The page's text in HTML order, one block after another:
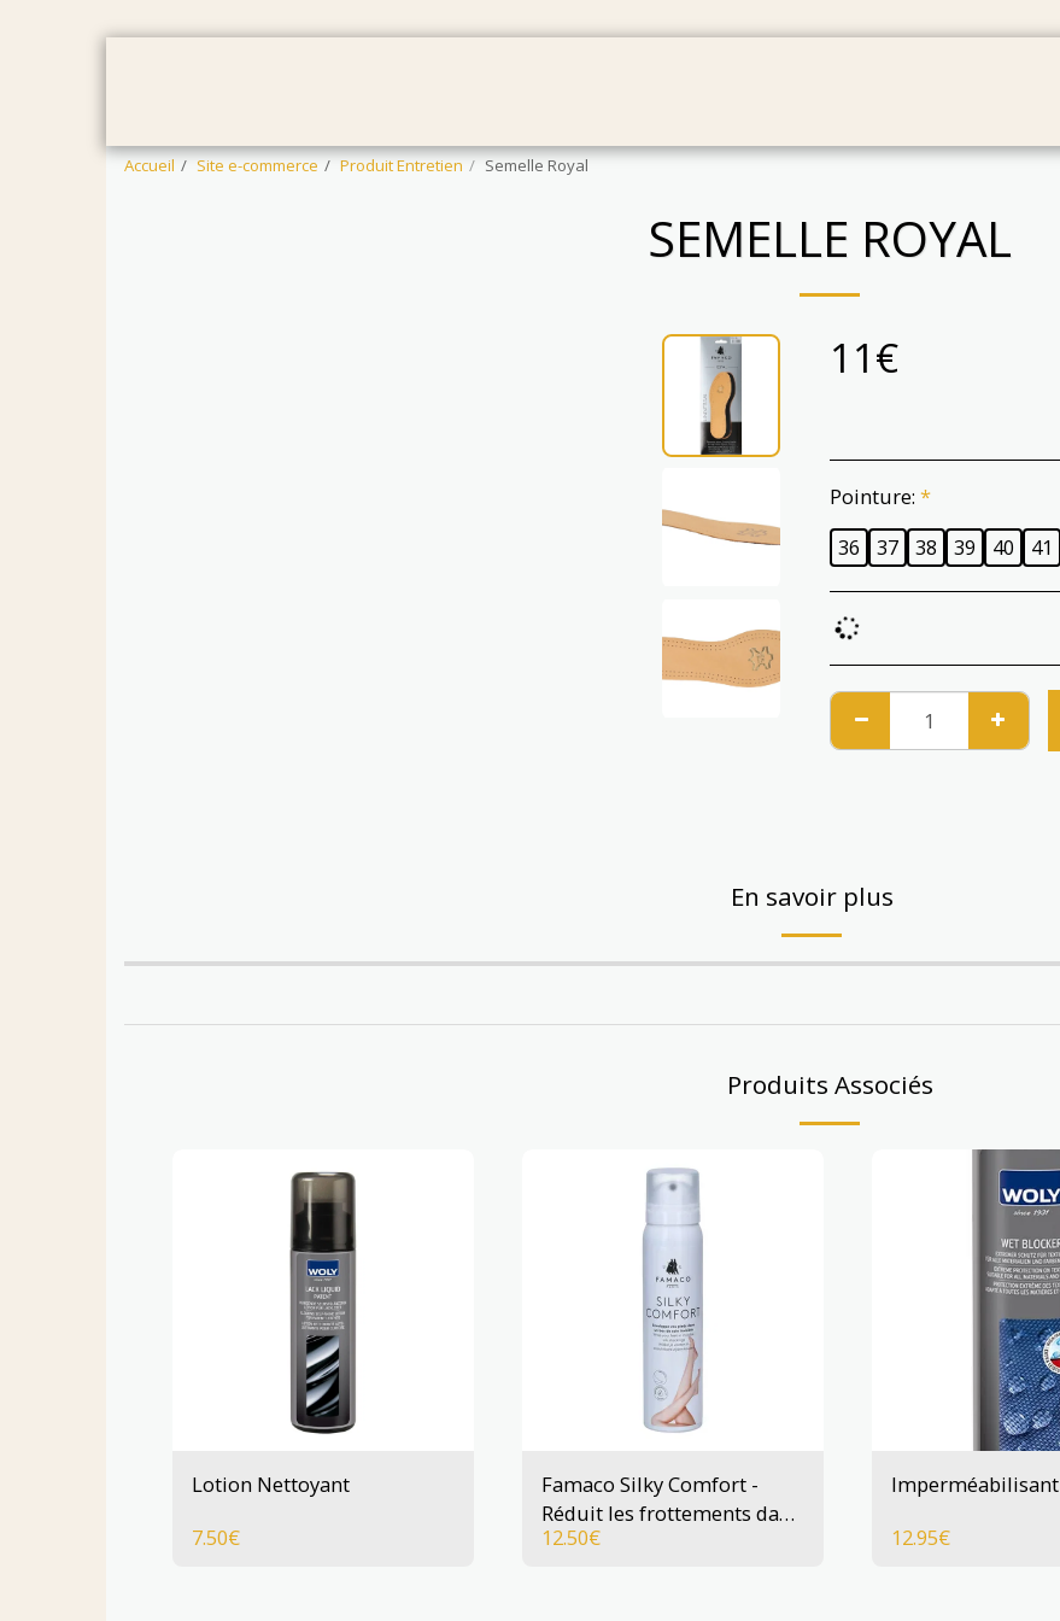
Accueil Site e-commerce Produit Entretien Semelle Royal
SEMELLE ROYAL
11€
Pointure: *
36
37 38 39 40 41
En savoir plus
Produits Associés
Lotion Nettoyant
7.50€
Famaco Silky Comfort -
Réduit les frottements dans
la chaussure - 100 ml
12.50€
Imperméabilisant
12.95€